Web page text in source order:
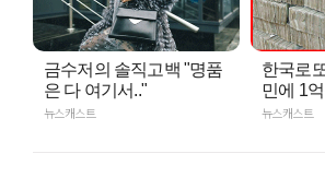
금수저의 솔직고백 "명품
은 다 여기서.."
뉴스캐스트
한국로
민에 1
뉴스캐스트